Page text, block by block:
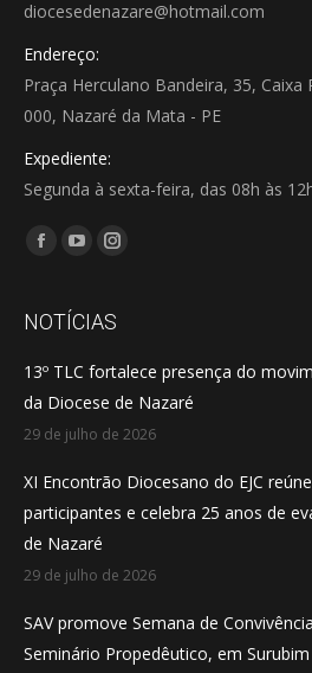
diocesedenazare@hotmail.com
Endereço:
Praça Herculano Bandeira, 35, Caixa
000, Nazaré da Mata - PE
Expediente:
Segunda à sexta-feira, das 08h às
Encontre-nos em:
Facebook
opens
new
window
YouTube
opens
new
window
Instagram
opens
new
window
NOTÍCIAS
13º TLC fortalece presença do
da Diocese de Nazaré
29 de julho de 2026
XI Encontrão Diocesano do EJC
participantes e celebra 25 anos de
de Nazaré
29 de julho de 2026
SAV promove Semana de
Seminário Propedêutico, em Surubim